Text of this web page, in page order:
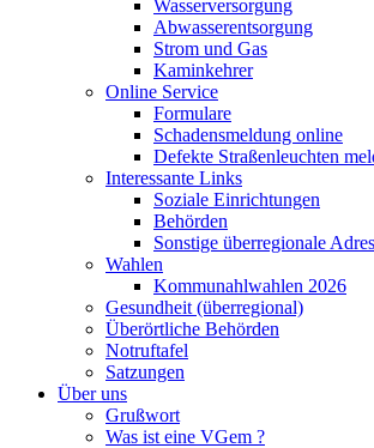
Wasserversorgung
Abwasserentsorgung
Strom und Gas
Kaminkehrer
Online Service
Formulare
Schadensmeldung online
Defekte Straßenleuchten
Interessante Links
Soziale Einrichtungen
Behörden
Sonstige überregionale
Wahlen
Kommunahlwahlen 2026
Gesundheit (überregional)
Überörtliche Behörden
Notruftafel
Satzungen
Über uns
Grußwort
Was ist eine VGem ?